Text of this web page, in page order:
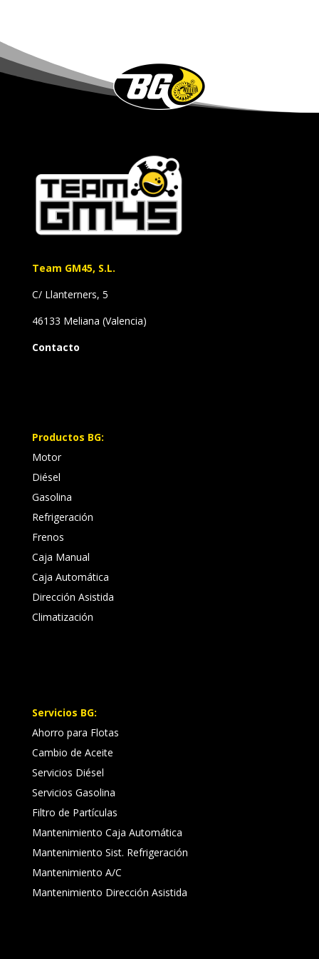
Team GM45, S.L.
C/ Llanterners, 5
46133 Meliana (Valencia)
Contacto
Productos BG:
Motor
Diésel
Gasolina
Refrigeración
Frenos
Caja Manual
Caja Automática
Dirección Asistida
Climatización
Servicios BG:
Ahorro para Flotas
Cambio de Aceite
Servicios Diésel
Servicios Gasolina
Filtro de Partículas
Mantenimiento Caja Automática
Mantenimiento Sist. Refrigeración
Mantenimiento A/C
Mantenimiento Dirección Asistida